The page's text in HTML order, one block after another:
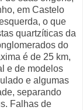
em Castelo
o que
quartzíticas da
do
é de 25 km,
e de modelos
e algumas
separando
Falhas de